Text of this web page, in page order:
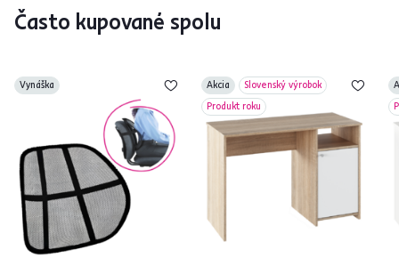
Často kupované spolu
Vynáška Akcia
Slovenský výrobok
Produkt roku